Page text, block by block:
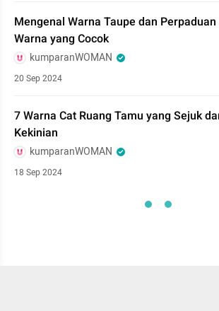
Mengenal Warna Taupe dan Perpaduan
Warna yang Cocok
kumparanWOMAN
20 Sep 2024
7 Warna Cat Ruang Tamu yang Sejuk
Kekinian
kumparanWOMAN
18 Sep 2024